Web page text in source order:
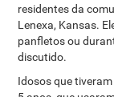
residentes da
Lenexa, Kansas.
panfletos ou
discutido.
Idosos que